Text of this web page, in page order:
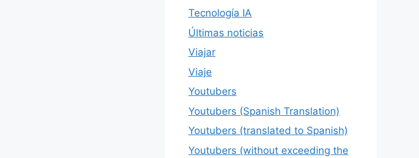
Tecnología IA
Últimas noticias
Viajar
Viaje
Youtubers
Youtubers (Spanish Translation)
Youtubers (translated to Spanish)
Youtubers (without exceeding the